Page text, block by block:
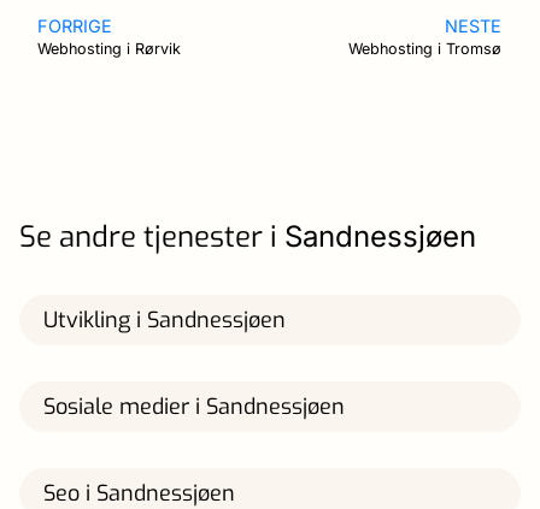
FORRIGE
Webhosting i Rørvik
NESTE
Webhosting i Tromsø
Se andre tjenester i Sandnessjøen
Utvikling i Sandnessjøen
Sosiale medier i Sandnessjøen
Seo i Sandnessjøen